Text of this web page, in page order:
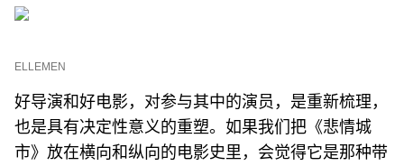
ELLEMEN
好导演和好电影，对参与其中的演员，是重新梳理，
也是具有决定性意义的重塑。如果我们把《悲情城
市》放在横向和纵向的电影史里，会觉得它是那种带